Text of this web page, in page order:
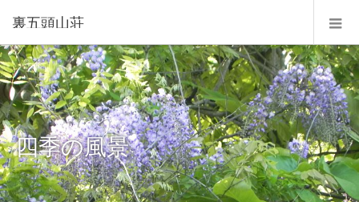
裏五頭山荘
四季の風景